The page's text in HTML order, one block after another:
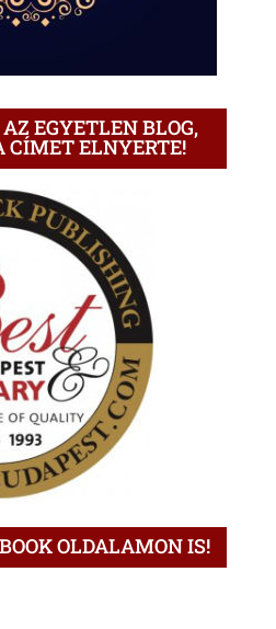
EGYETLEN BLOG,
CÍMET ELNYERTE!
OLDALAMON IS!